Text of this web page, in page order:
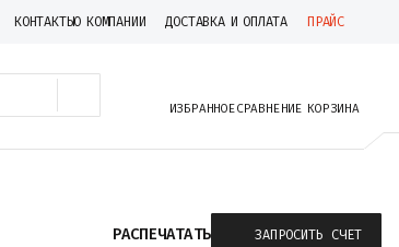
КОНТАКТЫО КОМПАНИИ ДОСТАВКА И ОПЛАТА ПРАЙС
ИЗБРАННОЕСРАВНЕНИЕ КОРЗИНА
РАСПЕЧАТАТЬ ЗАПРОСИТЬ СЧЕТ